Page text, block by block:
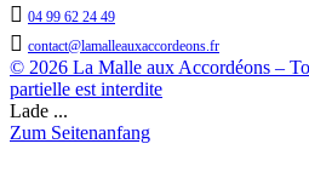
 04 99 62 24 49
 contact@lamalleauxaccordeons.fr
© 2026 La Malle aux Accordéons –
partielle est interdite
Lade ...
Zum Seitenanfang